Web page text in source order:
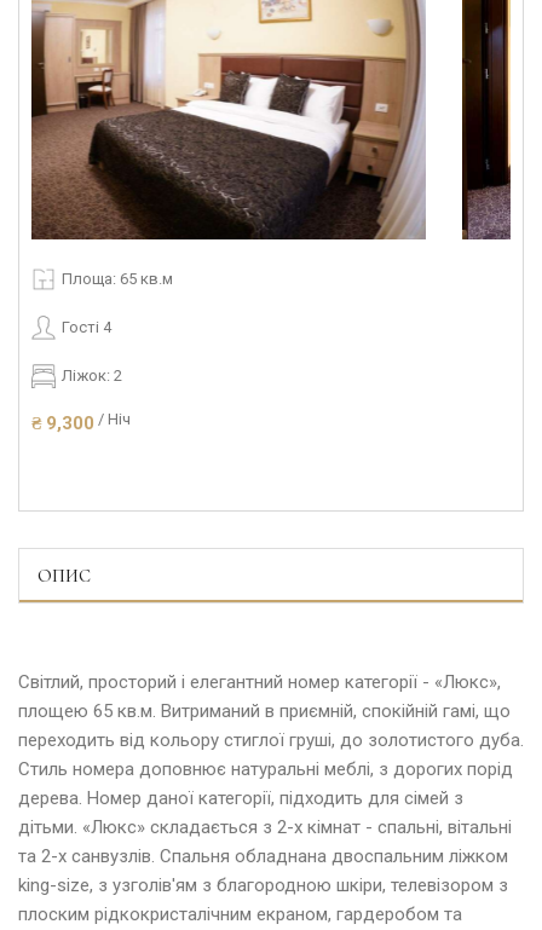
Площа: 65 кв.м
Гості 4
Ліжок: 2
₴ 9,300 / Ніч
ОПИС
Світлий, просторий і елегантний номер категорії - «Люкс»,
площею 65 кв.м. Витриманий в приємній, спокійній гамі, що
переходить від кольору стиглої груші, до золотистого дуба.
Стиль номера доповнює натуральні меблі, з дорогих порід
дерева. Номер даної категорії, підходить для сімей з
дітьми. «Люкс» складається з 2-х кімнат - спальні, вітальні
та 2-х санвузлів. Спальня обладнана двоспальним ліжком
king-size, з узголів'ям з благородною шкіри, телевізором з
плоским рідкокристалічним екраном, гардеробом та